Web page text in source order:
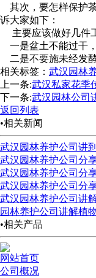
其次，要怎样保护
诉大家如下：
主要应该做好几件工
一是盆土不能过干，
二是不要施未经发酵的
相关标签： 武汉园林
上一条:武汉私家花季
下一条:武汉园林公司
返回列表
•相关新闻
武汉园林养护公司讲
武汉园林养护公司分
武汉园林养护公司分
武汉园林养护公司分
武汉园林养护公司讲
园林养护公司讲解植
•相关产品
网站首页
公司概况